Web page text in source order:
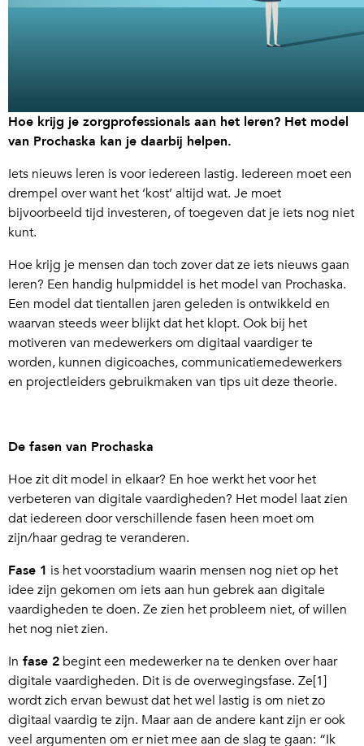
Hoe krijg je zorgprofessionals aan het leren? Het model
van Prochaska kan je daarbij helpen.
Iets nieuws leren is voor iedereen lastig. Iedereen moet een
drempel over want het ‘kost’ altijd wat. Je moet
bijvoorbeeld tijd investeren, of toegeven dat je iets nog niet
kunt.
Hoe krijg je mensen dan toch zover dat ze iets nieuws gaan
leren? Een handig hulpmiddel is het model van Prochaska.
Een model dat tientallen jaren geleden is ontwikkeld en
waarvan steeds weer blijkt dat het klopt. Ook bij het
motiveren van medewerkers om digitaal vaardiger te
worden, kunnen digicoaches, communicatiemedewerkers
en projectleiders gebruikmaken van tips uit deze theorie.
De fasen van Prochaska
Hoe zit dit model in elkaar? En hoe werkt het voor het
verbeteren van digitale vaardigheden? Het model laat zien
dat iedereen door verschillende fasen heen moet om
zijn/haar gedrag te veranderen.
Fase 1 is het voorstadium waarin mensen nog niet op het
idee zijn gekomen om iets aan hun gebrek aan digitale
vaardigheden te doen. Ze zien het probleem niet, of willen
het nog niet zien.
In fase 2 begint een medewerker na te denken over haar
digitale vaardigheden. Dit is de overwegingsfase. Ze[1]
wordt zich ervan bewust dat het wel lastig is om niet zo
digitaal vaardig te zijn. Maar aan de andere kant zijn er ook
veel argumenten om er niet mee aan de slag te gaan: “Ik